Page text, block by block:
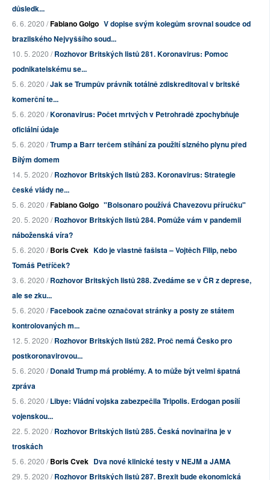
důsledk...
6. 6. 2020 /Fabiano Golgo V dopise svým kolegům srovnal soudce od
brazilského Nejvyššího soud...
10. 5. 2020 /Rozhovor Britských listů 281. Koronavirus: Pomoc
podnikatelskému se...
5. 6. 2020 /Jak se Trumpův právník totálně zdiskreditoval v britské
komerční te...
5. 6. 2020 /Koronavirus: Počet mrtvých v Petrohradě zpochybňuje
oficiální údaje
5. 6. 2020 /Trump a Barr terčem stíhání za použití slzného plynu před
Bílým domem
14. 5. 2020 /Rozhovor Britských listů 283. Koronavirus: Strategie
české vlády ne...
5. 6. 2020 /Fabiano Golgo "Bolsonaro používá Chavezovu příručku"
20. 5. 2020 /Rozhovor Britských listů 284. Pomůže vám v pandemii
náboženská víra?
5. 6. 2020 /Boris Cvek Kdo je vlastně fašista – Vojtěch Filip, nebo
Tomáš Petříček?
3. 6. 2020 /Rozhovor Britských listů 288. Zvedáme se v ČR z deprese,
ale se zku...
5. 6. 2020 /Facebook začne označovat stránky a posty ze státem
kontrolovaných m...
12. 5. 2020 /Rozhovor Britských listů 282. Proč nemá Česko pro
postkoronavirovou...
5. 6. 2020 /Donald Trump má problémy. A to může být velmi špatná
zpráva
5. 6. 2020 /Libye: Vládní vojska zabezpečila Tripolis. Erdogan posílí
vojenskou...
22. 5. 2020 /Rozhovor Britských listů 285. Česká novinařina je v
troskách
5. 6. 2020 /Boris Cvek Dva nové klinické testy v NEJM a JAMA
29. 5. 2020 /Rozhovor Britských listů 287. Brexit bude ekonomická